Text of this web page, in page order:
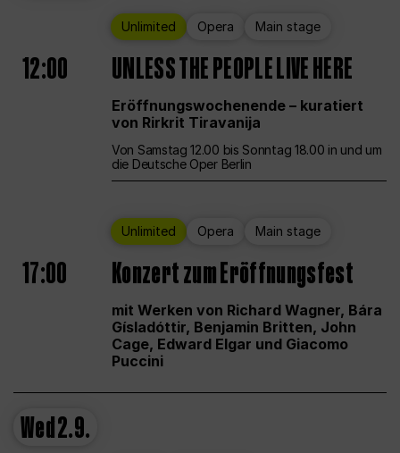
Unlimited Opera Main stage
12:00 UNLESS THE PEOPLE LIVE HERE
Eröffnungswochenende – kuratiert
von Rirkrit Tiravanija
Von Samstag 12.00 bis Sonntag 18.00 in und um
die Deutsche Oper Berlin
Unlimited Opera Main stage
17:00 Konzert zum Eröffnungsfest
mit Werken von Richard Wagner, Bára
Gísladóttir, Benjamin Britten, John
Cage, Edward Elgar und Giacomo
Puccini
Wed2.9.